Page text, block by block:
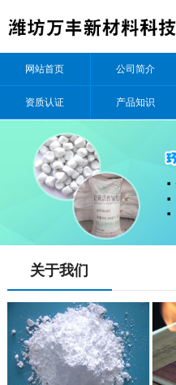
网站首页 公司简介
资质认证 产品知识
关于我们